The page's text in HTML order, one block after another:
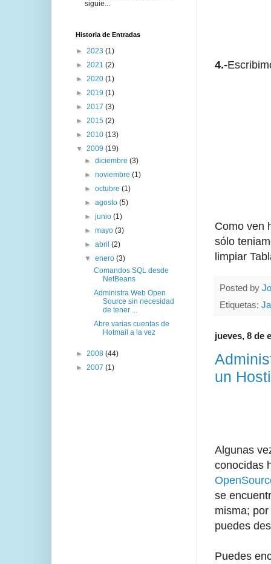
4.-
Como ven
sólo
limpiar
Posted by
Etiquetas:
jueves, 8 de
un
Algunas
conocidas
se
misma;
puedes
Puedes
siguie...
Historia de Entradas
► 2023 (1)
► 2021 (2)
► 2020 (1)
► 2019 (1)
► 2017 (3)
► 2015 (2)
► 2010 (13)
▼ 2009 (19)
►diciembre(3)
►noviembre(1)
►octubre(1)
►agosto(5)
►junio(1)
►mayo(3)
►abril(2)
▼enero(3)
Comandos SQL desde
NetBeans
Administra Web Open
Source sin necesidad
de tener ...
Abre varias cuentas de
Hotmail a la vez
► 2008 (44)
► 2007 (1)